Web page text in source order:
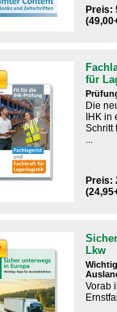
Preis:
für
Die
IHK​
Schritt
...
Preis:
Lkw
Vorab